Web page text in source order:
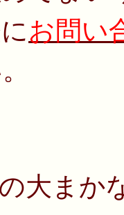
お問い
大まか